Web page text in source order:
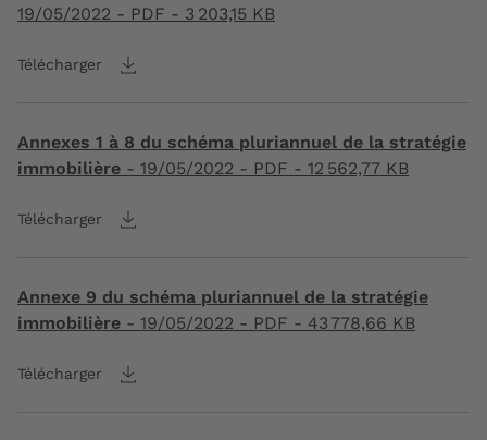
19/05/2022 - PDF - 3 203,15 KB
Télécharger
Annexes 1 à 8 du schéma pluriannuel de la stratégie
immobilière - 19/05/2022 - PDF - 12 562,77 KB
Télécharger
Annexe 9 du schéma pluriannuel de la stratégie
immobilière - 19/05/2022 - PDF - 43 778,66 KB
Télécharger